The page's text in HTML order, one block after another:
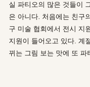
실 파티오의 많은 것들이
은 아니다. 처음에는 친구
구 미술 협회에서 전시 지
지원이 들어오고 있다. 계
뀌는 그림 보는 맛에 또